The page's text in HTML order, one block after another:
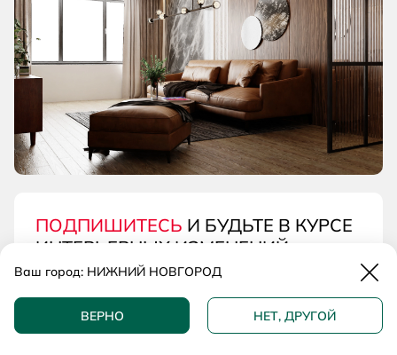
ПОДПИШИТЕСЬ И БУДЬТЕ В КУРСЕ
ИНТЕРЬЕРНЫХ ИЗМЕНЕНИЙ
Вас будут ждать
Последние тенденции
Ваш город: НИЖНИЙ НОВГОРОД
ВЕРНО НЕТ, ДРУГОЙ